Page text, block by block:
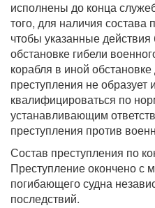
исполнены до конца
того, для наличия состава
чтобы указанные
обстановке гибели
корабля в иной
преступления не образует
квалифицироваться по
устанавливающим
преступления против
Состав преступления по
Преступление окончено с
погибающего судна
последствий.